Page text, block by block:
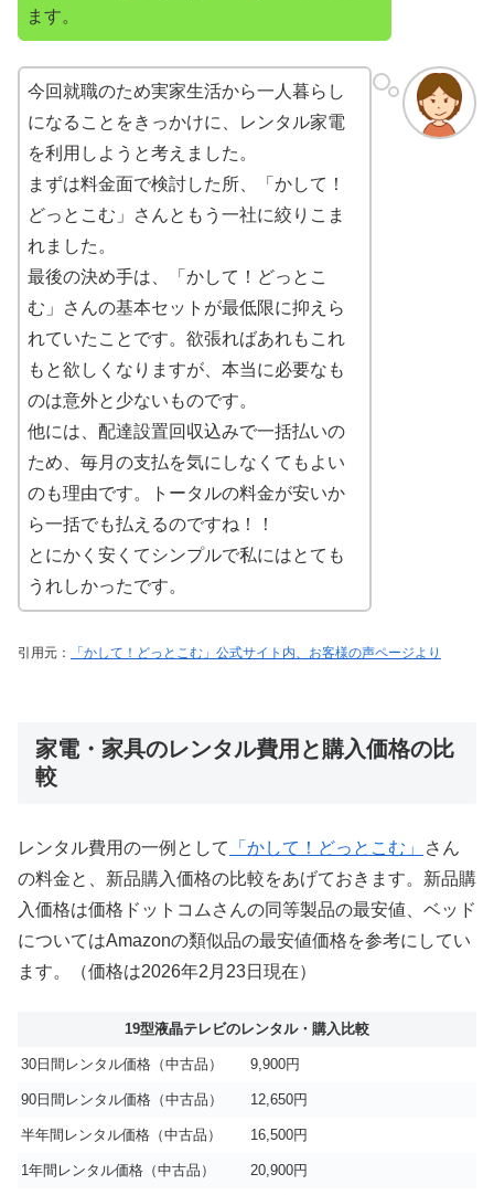
ます。
今回就職のため実家生活から一人暮らし
になることをきっかけに、レンタル家電
を利用しようと考えました。
まずは料金面で検討した所、「かして！
どっとこむ」さんともう一社に絞りこま
れました。
最後の決め手は、「かして！どっとこ
む」さんの基本セットが最低限に抑えら
れていたことです。欲張ればあれもこれ
もと欲しくなりますが、本当に必要なも
のは意外と少ないものです。
他には、配達設置回収込みで一括払いの
ため、毎月の支払を気にしなくてもよい
のも理由です。トータルの料金が安いか
ら一括でも払えるのですね！！
とにかく安くてシンプルで私にはとても
うれしかったです。
引用元： 「かして！どっとこむ」公式サイト内、お客様の声ページより
家電・家具のレンタル費用と購入価格の比
較
レンタル費用の一例として 「かして！どっとこむ」
さん
の料金と、新品購入価格の比較をあげておきます。新品購
入価格は価格ドットコムさんの同等製品の最安値、ベッド
についてはAmazonの類似品の最安値価格を参考にしてい
ます。（価格は2026年2月23日現在）
19型液晶テレビのレンタル・購入比較
30日間レンタル価格（中古品） 9,900円
90日間レンタル価格（中古品） 12,650円
半年間レンタル価格（中古品） 16,500円
1年間レンタル価格（中古品） 20,900円